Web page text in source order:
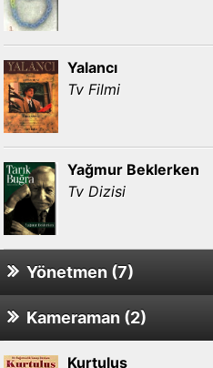
Yalancı
Tv Filmi
Yağmur Beklerken
Tv Dizisi
Yönetmen (7)
Sakarya Fırat 1. Sezon
Tv Dizisi
Kameraman (2)
Kurtuluş